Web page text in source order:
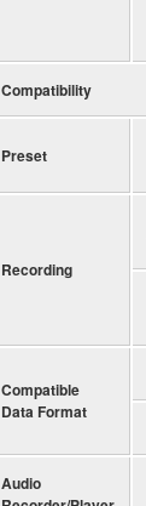
Compatibility
Preset
Recording
Compatible
Data Format
Audio